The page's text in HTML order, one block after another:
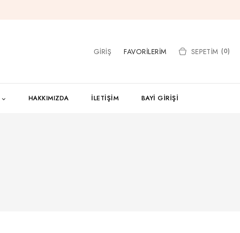
GIRIŞ FAVORILERIM SEPETIM (0)
HAKKIMIZDA İLETIŞIM BAYI GIRIŞI